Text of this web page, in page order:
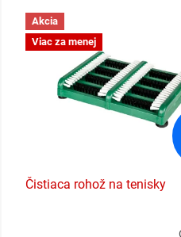
V Akcia
Viac za menej
Čistiaca rohož na tenisky